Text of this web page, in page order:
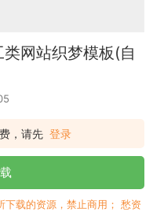
网站织梦模板(自
，请先 登录
下载的资源，禁止商用； 愁资